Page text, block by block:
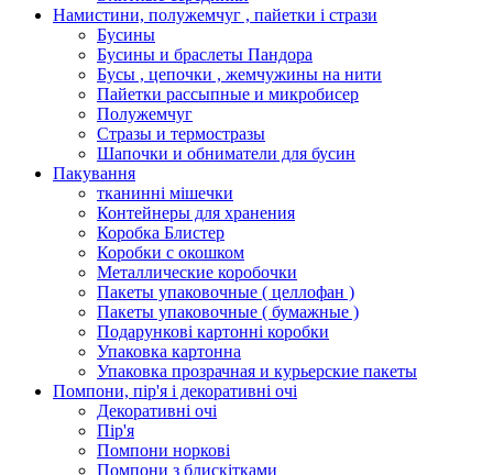
Намистини, полужемчуг , пайетки і стрази
Бусины
Бусины и браслеты Пандора
Бусы , цепочки , жемчужины на нити
Пайетки рассыпные и микробисер
Полужемчуг
Стразы и термостразы
Шапочки и обниматели для бусин
Пакування
тканинні мішечки
Контейнеры для хранения
Коробка Блистер
Коробки с окошком
Металлические коробочки
Пакеты упаковочные ( целлофан )
Пакеты упаковочные ( бумажные )
Подарункові картонні коробки
Упаковка картонна
Упаковка прозрачная и курьерские пакеты
Помпони, пір'я і декоративні очі
Декоративні очі
Пір'я
Помпони норкові
Помпони з блискітками